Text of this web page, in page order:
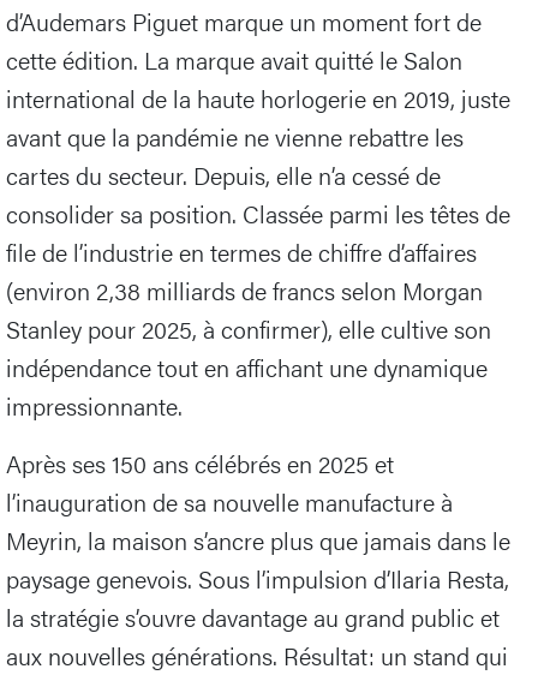
d’Audemars Piguet marque un moment fort de
cette édition. La marque avait quitté le Salon
international de la haute horlogerie en 2019, juste
avant que la pandémie ne vienne rebattre les
cartes du secteur. Depuis, elle n’a cessé de
consolider sa position. Classée parmi les têtes de
file de l’industrie en termes de chiffre d’affaires
(environ 2,38 milliards de francs selon Morgan
Stanley pour 2025, à confirmer), elle cultive son
indépendance tout en affichant une dynamique
impressionnante.
Après ses 150 ans célébrés en 2025 et
l’inauguration de sa nouvelle manufacture à
Meyrin, la maison s’ancre plus que jamais dans le
paysage genevois. Sous l’impulsion d’Ilaria Resta,
la stratégie s’ouvre davantage au grand public et
aux nouvelles générations. Résultat: un stand qui